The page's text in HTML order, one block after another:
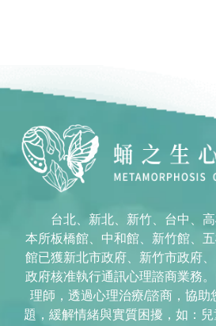
台北、新北、新竹、台中、
本所板橋館、中和館、新竹館、
館已獲新北市政府、新竹市政府
政府核准執行通訊心理諮商業務
理師，透過心理治療/諮商，協助
題，緩解情緒與實質困擾，如：